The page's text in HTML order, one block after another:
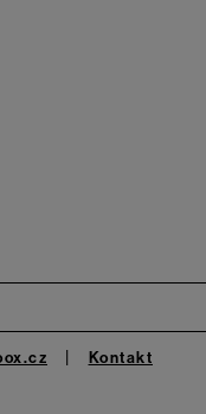
Kontakt